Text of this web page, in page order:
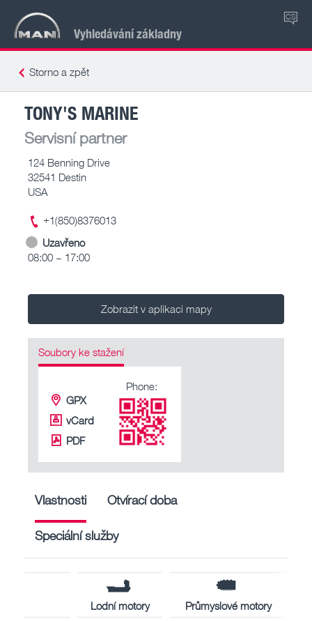
Vyhledávání základny
CS
Storno a zpět
TONY'S MARINE
Servisní partner
124 Benning Drive
32541 Destin
USA
+1(850)8376013
Uzavřeno
08:00 – 17:00
Zobrazit v aplikaci mapy
Soubory ke stažení
GPX
vCard
PDF
Phone:
Vlastnosti Otvírací doba
Speciální služby
Lodní motory
Průmyslové motory